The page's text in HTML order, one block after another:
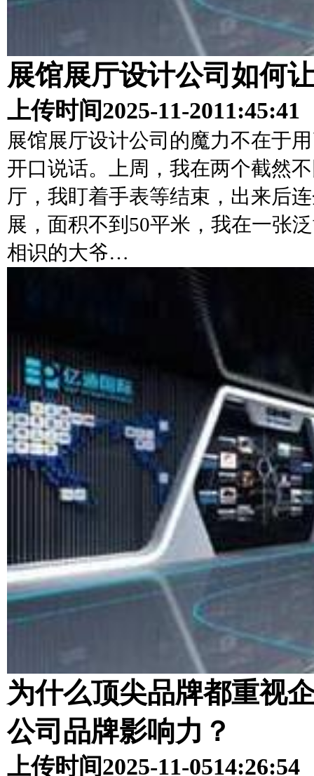
展馆展厅设计公司如何
上传时间2025-11-2011:45:41
展馆展厅设计公司的魔力不在于
开口说话。上周，我在两个截然
厅，我盯着手表等结束，出来后
展，面积不到50平米，我在一张
相识的大爷…
为什么顶尖品牌都重视
公司品牌影响力？
上传时间2025-11-0514:26:54